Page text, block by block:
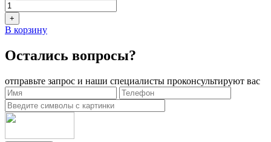
+
В корзину
Остались вопросы?
отправьте запрос и наши специалисты проконсультируют вас